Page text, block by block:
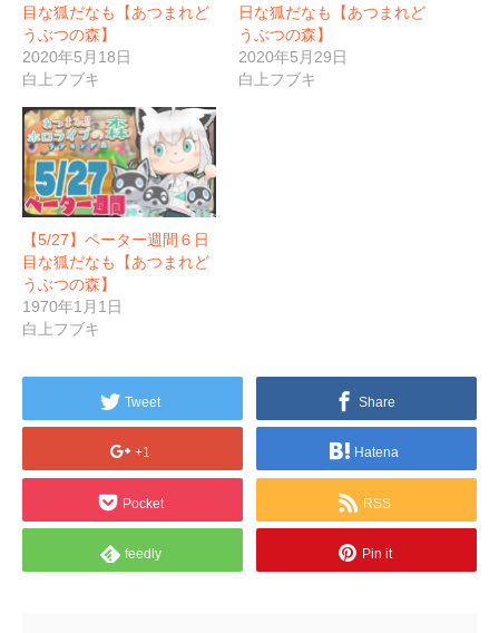
目な狐だなも【あつまれど
うぶつの森】
2020年5月18日
白上フブキ
日な狐だなも【あつまれど
うぶつの森】
2020年5月29日
白上フブキ
【5/27】ペーター週間６日
目な狐だなも【あつまれど
うぶつの森】
1970年1月1日
白上フブキ
Tweet Share
+1 Hatena
Pocket RSS
feedly Pin it